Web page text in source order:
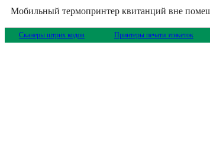
Мобильный термопринтер квитанций вне
Сканеры штрих кодов Принтеры печати этикеток